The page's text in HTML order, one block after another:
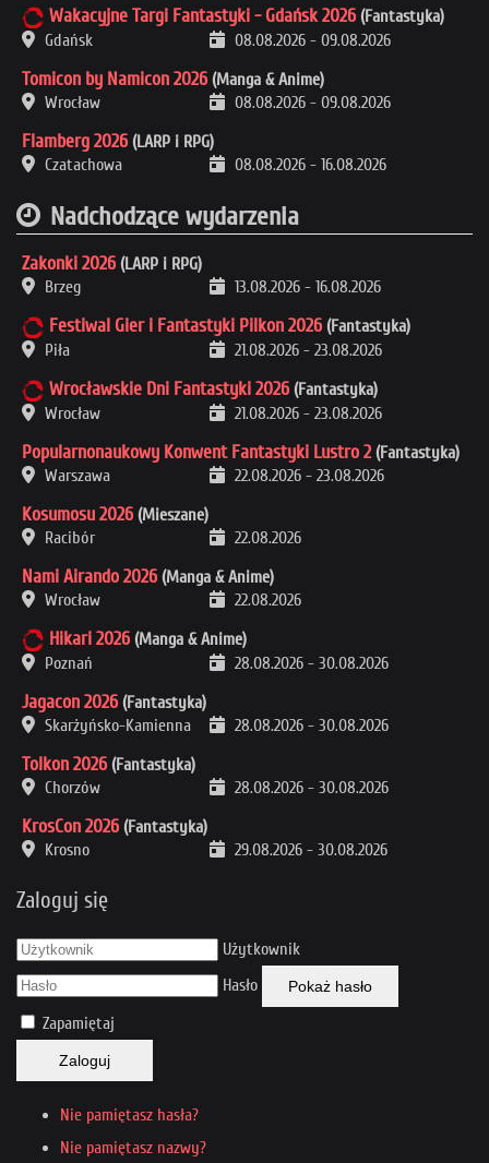
Wakacyjne Targi Fantastyki - Gdańsk 2026 (Fantastyka)
Gdańsk
08.08.2026 - 09.08.2026
Tomicon by Namicon 2026 (Manga & Anime)
Wrocław
08.08.2026 - 09.08.2026
Flamberg 2026 (LARP i RPG)
Czatachowa
08.08.2026 - 16.08.2026
Nadchodzące wydarzenia
Zakonki 2026 (LARP i RPG)
Brzeg
13.08.2026 - 16.08.2026
Festiwal Gier i Fantastyki Pilkon 2026 (Fantastyka)
Piła
21.08.2026 - 23.08.2026
Wrocławskie Dni Fantastyki 2026 (Fantastyka)
Wrocław
21.08.2026 - 23.08.2026
Popularnonaukowy Konwent Fantastyki Lustro 2 (Fantastyka)
Warszawa
22.08.2026 - 23.08.2026
Kosumosu 2026 (Mieszane)
Racibór
22.08.2026
Nami Airando 2026 (Manga & Anime)
Wrocław
22.08.2026
Hikari 2026 (Manga & Anime)
Poznań
28.08.2026 - 30.08.2026
Jagacon 2026 (Fantastyka)
Skarżyńsko-Kamienna
28.08.2026 - 30.08.2026
Tolkon 2026 (Fantastyka)
Chorzów
28.08.2026 - 30.08.2026
KrosCon 2026 (Fantastyka)
Krosno
29.08.2026 - 30.08.2026
Zaloguj się
Użytkownik
Hasło
Pokaż hasło
Zapamiętaj
Zaloguj
Nie pamiętasz hasła?
Nie pamiętasz nazwy?